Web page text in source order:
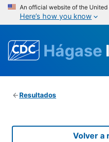
An official website of the
Here’s how you know
Hágase
Resultados
Volver a